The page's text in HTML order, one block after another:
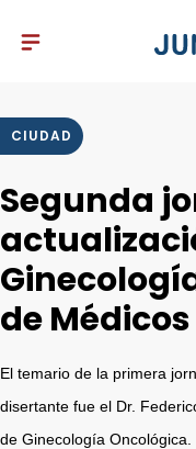
CIUDAD
Segunda
de Médicos
El temario de la primera
disertante fue el Dr.
de Ginecología